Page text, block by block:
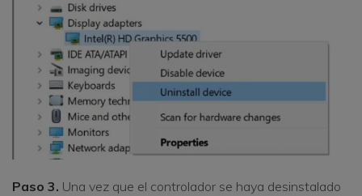
Paso 3. Una vez que el controlador se haya desinstalado